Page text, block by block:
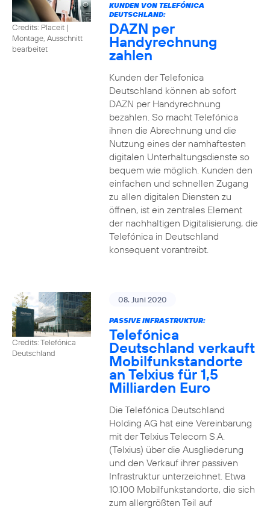
Credits: Placeit |
Montage, Ausschnitt
bearbeitet
KUNDEN VON TELEFÓNICA
DEUTSCHLAND:
DAZN per
Handyrechnung
zahlen
Kunden der Telefonica
Deutschland können ab sofort
DAZN per Handyrechnung
bezahlen. So macht Telefónica
ihnen die Abrechnung und die
Nutzung eines der namhaftesten
digitalen Unterhaltungsdienste so
bequem wie möglich. Kunden den
einfachen und schnellen Zugang
zu allen digitalen Diensten zu
öffnen, ist ein zentrales Element
der nachhaltigen Digitalisierung, die
Telefónica in Deutschland
konsequent vorantreibt.
Credits: Telefónica
Deutschland
08. Juni 2020
PASSIVE INFRASTRUKTUR:
Telefónica
Deutschland verkauft
Mobilfunkstandorte
an Telxius für 1,5
Milliarden Euro
Die Telefónica Deutschland
Holding AG hat eine Vereinbarung
mit der Telxius Telecom S.A.
(Telxius) über die Ausgliederung
und den Verkauf ihrer passiven
Infrastruktur unterzeichnet. Etwa
10.100 Mobilfunkstandorte, die sich
zum allergrößten Teil auf